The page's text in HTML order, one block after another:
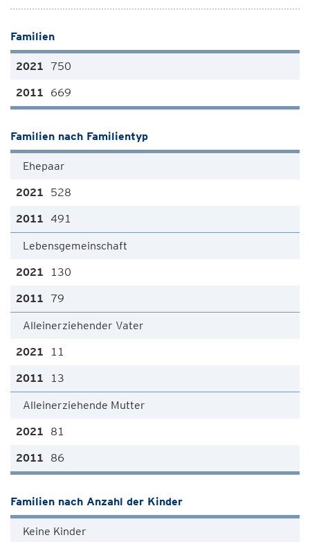
Familien
750
669
Familien nach Familientyp
Ehepaar
528
491
Lebensgemeinschaft
130
79
Alleinerziehender Vater
11
13
Alleinerziehende Mutter
81
86
Familien nach Anzahl der Kinder
Keine Kinder